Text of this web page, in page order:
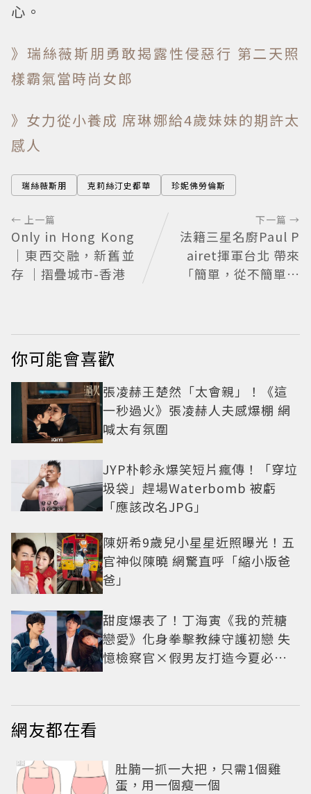
心。
》瑞絲薇斯朋勇敢揭露性侵惡行 第二天照
樣霸氣當時尚女郎
》女力從小養成 席琳娜給4歲妹妹的期許太
感人
瑞絲薇斯朋 克莉絲汀史都華 珍妮佛勞倫斯
← 上一篇
Only in Hong Kong
｜東西交融，新舊並
存 ｜摺疊城市-香港
下一篇 →
法籍三星名廚Paul P
airet揮軍台北 帶來
「簡單，從不簡單」
你可能會喜歡
張凌赫王楚然「太會親」！《這
一秒過火》張凌赫人夫感爆棚 網
喊太有氛圍
JYP朴軫永爆笑短片瘋傳！「穿垃
圾袋」趕場Waterbomb 被虧
「應該改名JPG」
陳妍希9歲兒小星星近照曝光！五
官神似陳曉 網驚直呼「縮小版爸
爸」
甜度爆表了！丁海寅《我的荒糖
戀愛》化身拳擊教練守護初戀 失
憶檢察官×假男友打造今夏必看
網友都在看
肚腩一抓一大把，只需1個雞
蛋，用一個瘦一個
PR